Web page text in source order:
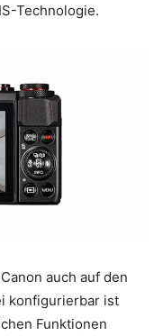
Technologie.
auch auf den
konfigurierbar ist
Funktionen